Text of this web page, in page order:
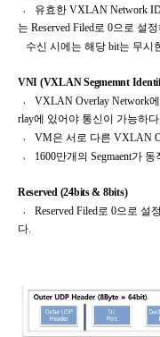
유효한 VXLAN Network
는 Reserved Filed로 0으로 설정
수신 시에는 해당 bit는 무시
VNI (VXLAN Segmemnt
〮 VXLAN Overlay Network
rlay에 있어야 통신이 가능하다
〮 VM은 서로 다른 VXLAN
〮 1600만개의 Segmaent가 동
Reserved (24bits & 8bits)
〮 Reserved Filed로 0으로 설
다.